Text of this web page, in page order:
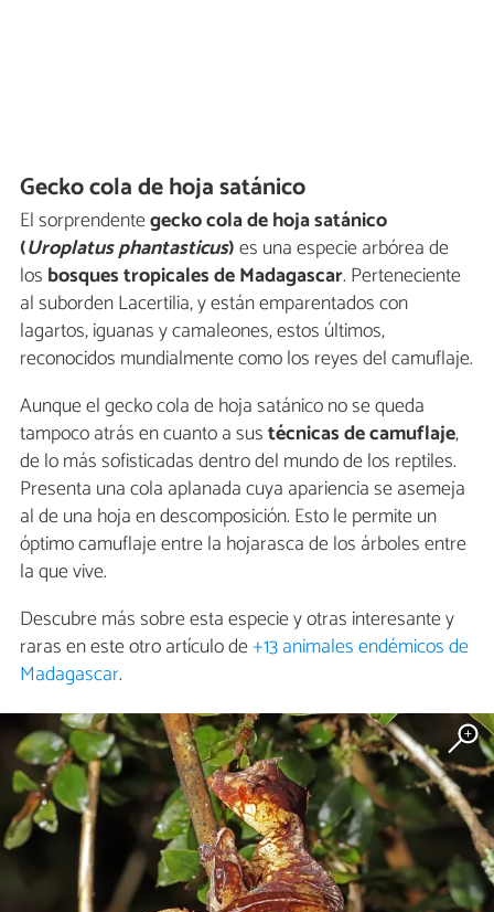
Gecko cola de hoja satánico
El sorprendentegecko cola de hoja satánico
(Uroplatusphantasticus)es una especie arbórea de
los bosques tropicales de Madagascar. Perteneciente
al suborden Lacertilia, y están emparentados con
lagartos, iguanas y camaleones, estos últimos,
reconocidos mundialmente como los reyes del camuflaje.
Aunque el gecko cola de hoja satánico no se queda
tampoco atrás en cuanto a sustécnicas de camuflaje,
de lo más sofisticadas dentro del mundo de los reptiles.
Presenta una cola aplanada cuya apariencia se asemeja
al de una hoja en descomposición. Esto le permite un
óptimo camuflaje entre la hojarasca de los árboles entre
la que vive.
Descubre más sobre esta especie y otras interesante y
raras en este otro artículo de+13 animales endémicos de
Madagascar.